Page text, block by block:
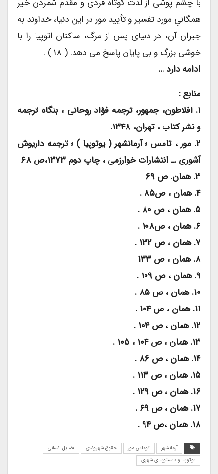
با چشم پوشی از لذت کوتاه فردی و مقدم شمردن خیر
همگانیِ مورد تفسیر و تأیید مور در این دنیا، خداوند به
جبران آن، در دنیای پس از مرگ، ساکنان اتوپیا را با
خوشی بزرگ و بی پایان پاسخ می دهد. ( ۱۸ ) .
ادامه دارد …
منابع :
۱. افلاطون، جمهور، ترجمه فؤاد روحانی ، بنگاه ترجمه
و نشر کتاب ، تهران، ۱۳۴۸.
۲. مور ، تامس ؛ آرمانشهر ( یوتوپیا ) ؛ ترجمه داریوش
آشوری .ـ انتشارات خوارزمی ، چاپ دوم ۱۳۷۳،ص ۶۸
۱۰. همان ، ص ۸۵ .
۱۲. همان ، ص ۱۰۴ .
۱۳. همان ، ص ۱۰۴ ، ۱۰۵ .
۱۴. همان ، ص ۸۶ .
۱۵. همان ، ص ۱۱۳ .
۱۶. همان ، ص ۱۲۹ .
۱۷. همان ، ص ۶۹ .
۱۸. همان ،ص ۹۴ .
آرمانشهر توماس مور حقوق شهروندی
فضایل انسانی
یوتوپیا و دیستوپیای شهری